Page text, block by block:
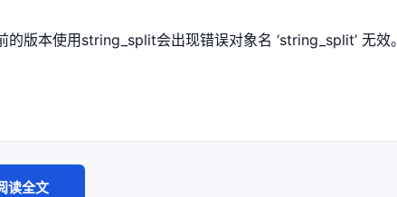
版本使用string_split会出现错误对象名 ‘string_split’ 无效。
读全文